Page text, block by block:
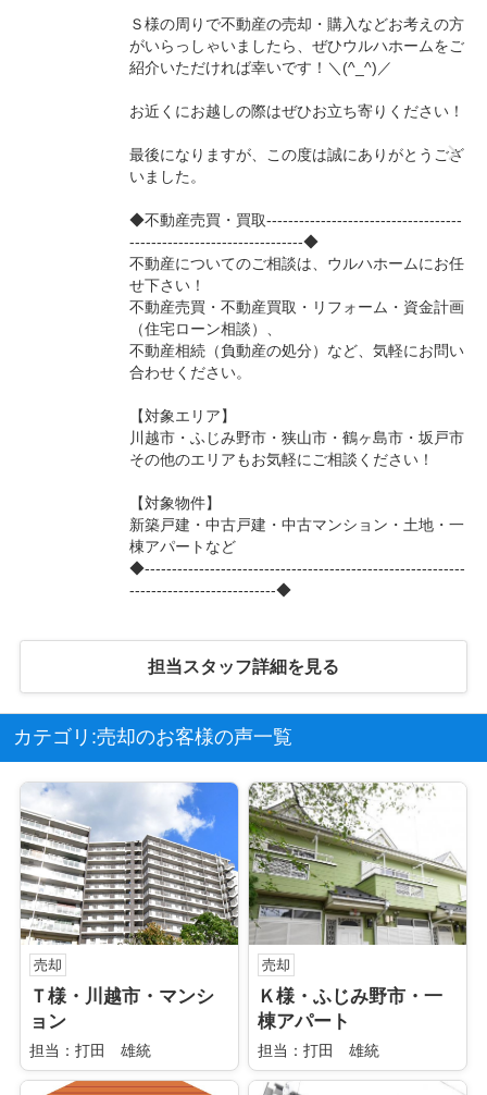
Ｓ様の周りで不動産の売却・購入などお考えの方
がいらっしゃいましたら、ぜひウルハホームをご
紹介いただければ幸いです！＼(^_^)／
お近くにお越しの際はぜひお立ち寄りください！
最後になりますが、この度は誠にありがとうござ
いました。
◆不動産売買・買取------------------------------------
--------------------------------◆
不動産についてのご相談は、ウルハホームにお任
せ下さい！
不動産売買・不動産買取・リフォーム・資金計画
（住宅ローン相談）、
不動産相続（負動産の処分）など、気軽にお問い
合わせください。
【対象エリア】
川越市・ふじみ野市・狭山市・鶴ヶ島市・坂戸市
その他のエリアもお気軽にご相談ください！
【対象物件】
新築戸建・中古戸建・中古マンション・土地・一
棟アパートなど
◆-----------------------------------------------------------
---------------------------◆
担当スタッフ詳細を見る
カテゴリ:売却のお客様の声一覧
売却
Ｔ様・川越市・マンシ
ョン
担当：打田 雄統
売却
Ｋ様・ふじみ野市・一
棟アパート
担当：打田 雄統